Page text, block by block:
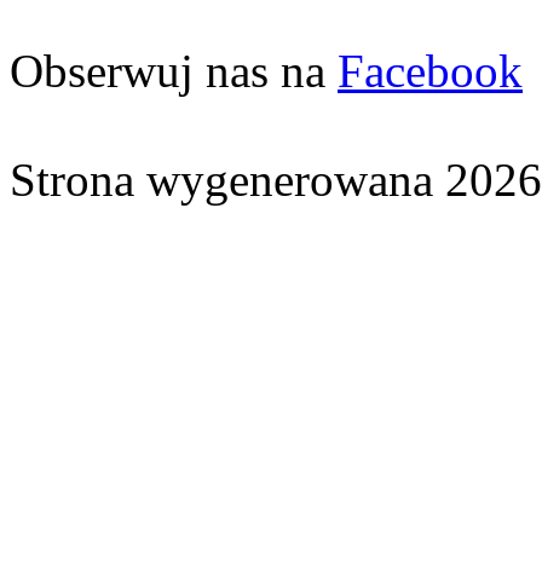
Obserwuj nas na Facebook
Strona wygenerowana